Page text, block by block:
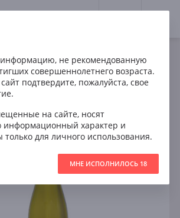
Белое Полусухое
Германия
Bihn Riesling Rheinhessen
не рекомендованную
совершеннолетнего возраста.
подтвердите, пожалуйста, свое
на сайте, носят
информационный характер и
для личного использования.
МНЕ ИСПОЛНИЛОСЬ 18